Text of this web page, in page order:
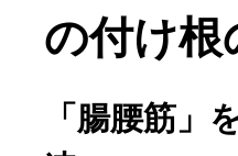
の付け
「腸腰筋」